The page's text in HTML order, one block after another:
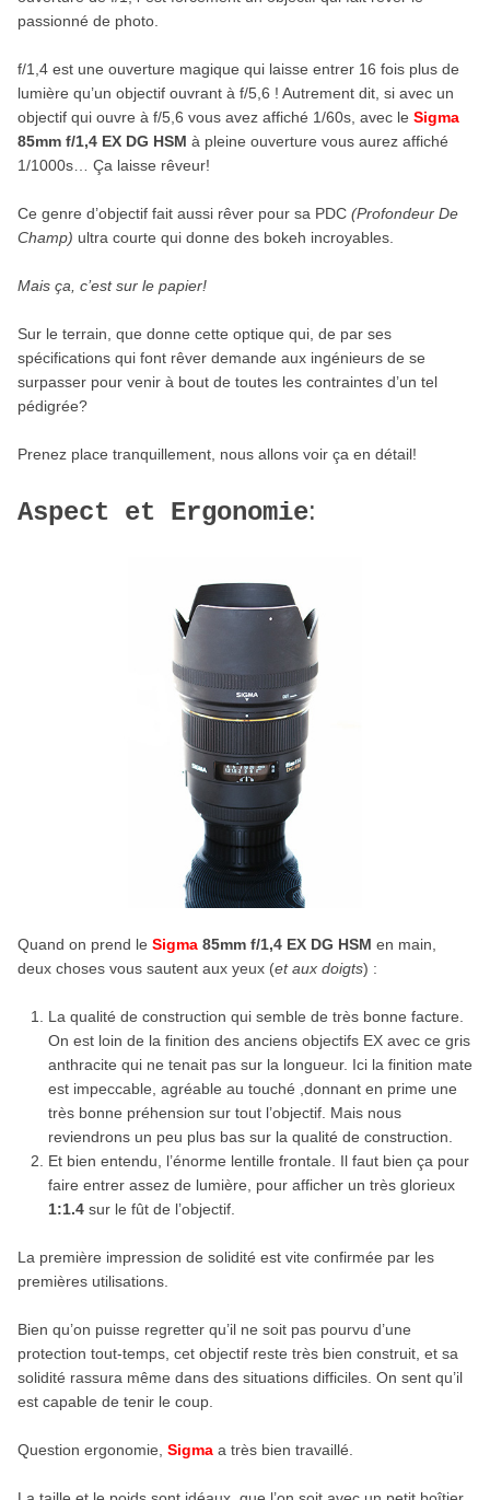
passionné de photo.
f/1,4 est une ouverture magique qui laisse entrer 16 fois plus de
lumière qu’un objectif ouvrant à f/5,6 ! Autrement dit, si avec un
objectif qui ouvre à f/5,6 vous avez affiché 1/60s, avec le Sigma
85mm f/1,4 EX DG HSM à pleine ouverture vous aurez affiché
1/1000s… Ça laisse rêveur!
Ce genre d’objectif fait aussi rêver pour sa PDC (Profondeur De
Champ) ultra courte qui donne des bokeh incroyables.
Mais ça, c’est sur le papier!
Sur le terrain, que donne cette optique qui, de par ses
spécifications qui font rêver demande aux ingénieurs de se
surpasser pour venir à bout de toutes les contraintes d’un tel
pédigrée?
Prenez place tranquillement, nous allons voir ça en détail!
Aspect et Ergonomie:
Quand on prend le Sigma85mm f/1,4 EX DG HSM en main,
deux choses vous sautent aux yeux (et aux doigts) :
La qualité de construction qui semble de très bonne facture.
On est loin de la finition des anciens objectifs EX avec ce gris
anthracite qui ne tenait pas sur la longueur. Ici la finition mate
est impeccable, agréable au touché ,donnant en prime une
très bonne préhension sur tout l’objectif. Mais nous
reviendrons un peu plus bas sur la qualité de construction.
Et bien entendu, l’énorme lentille frontale. Il faut bien ça pour
faire entrer assez de lumière, pour afficher un très glorieux
1:1.4sur le fût de l’objectif.
La première impression de solidité est vite confirmée par les
premières utilisations.
Bien qu’on puisse regretter qu’il ne soit pas pourvu d’une
protection tout-temps, cet objectif reste très bien construit, et sa
solidité rassura même dans des situations difficiles. On sent qu’il
est capable de tenir le coup.
Question ergonomie, Sigmaa très bien travaillé.